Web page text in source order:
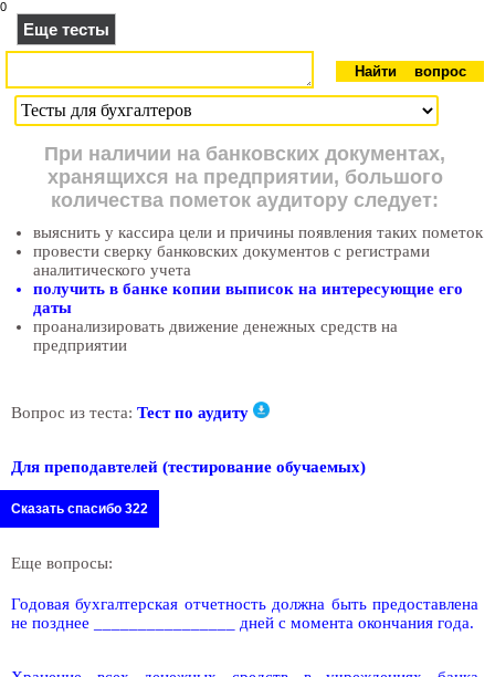
0
Еще тесты
При наличии на банковских документах,
хранящихся на предприятии, большого
количества пометок аудитору следует:
выяснить у кассира цели и причины появления таких пометок
провести сверку банковских документов с регистрами
аналитического учета
получить в банке копии выписок на интересующие его
даты
проанализировать движение денежных средств на
предприятии
Вопрос из теста: Тест по аудиту
Для преподавтелей (тестирование обучаемых)
Сказать спасибо 322
Еще вопросы:
Годовая бухгалтерская отчетность должна быть предоставлена
не позднее ________________ дней с момента окончания года.